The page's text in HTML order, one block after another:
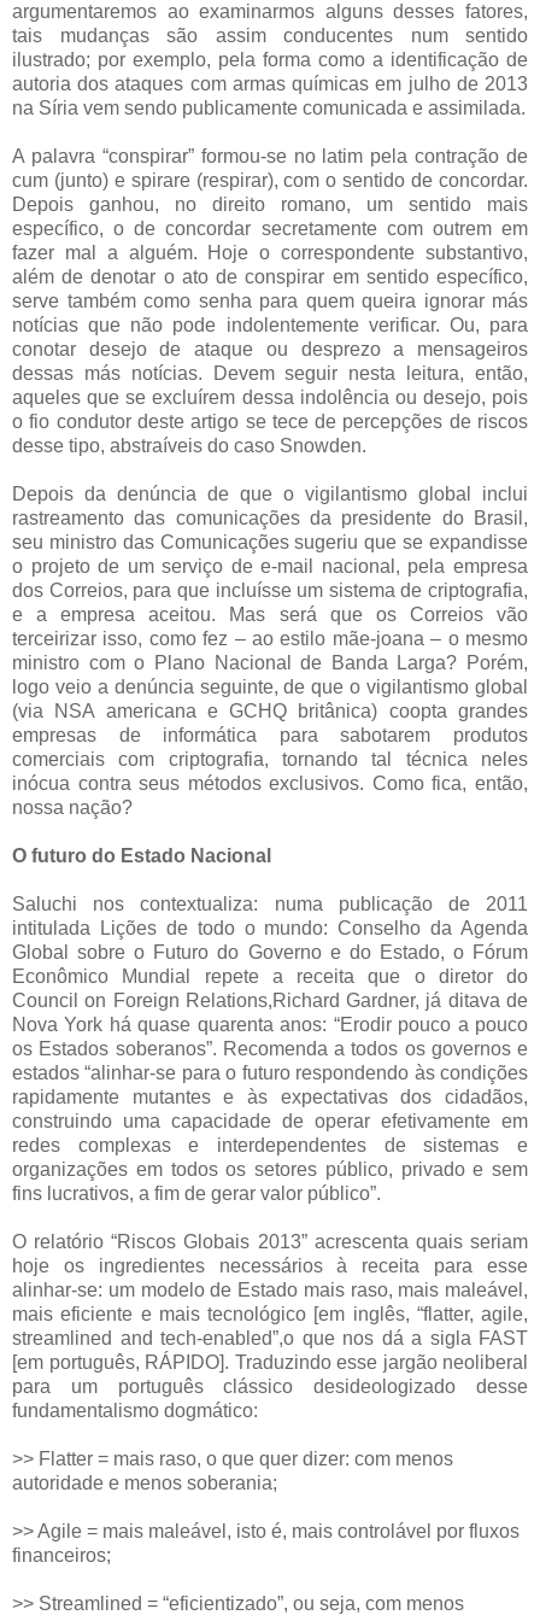
argumentaremos ao examinarmos alguns desses fatores,
tais mudanças são assim conducentes num sentido
ilustrado; por exemplo, pela forma como a identificação de
autoria dos ataques com armas químicas em julho de 2013
na Síria vem sendo publicamente comunicada e assimilada.
A palavra “conspirar” formou-se no latim pela contração de
cum (junto) e spirare (respirar), com o sentido de concordar.
Depois ganhou, no direito romano, um sentido mais
específico, o de concordar secretamente com outrem em
fazer mal a alguém. Hoje o correspondente substantivo,
além de denotar o ato de conspirar em sentido específico,
serve também como senha para quem queira ignorar más
notícias que não pode indolentemente verificar. Ou, para
conotar desejo de ataque ou desprezo a mensageiros
dessas más notícias. Devem seguir nesta leitura, então,
aqueles que se excluírem dessa indolência ou desejo, pois
o fio condutor deste artigo se tece de percepções de riscos
desse tipo, abstraíveis do caso Snowden.
Depois da denúncia de que o vigilantismo global inclui
rastreamento das comunicações da presidente do Brasil,
seu ministro das Comunicações sugeriu que se expandisse
o projeto de um serviço de e-mail nacional, pela empresa
dos Correios, para que incluísse um sistema de criptografia,
e a empresa aceitou. Mas será que os Correios vão
terceirizar isso, como fez – ao estilo mãe-joana – o mesmo
ministro com o Plano Nacional de Banda Larga? Porém,
logo veio a denúncia seguinte, de que o vigilantismo global
(via NSA americana e GCHQ britânica) coopta grandes
empresas de informática para sabotarem produtos
comerciais com criptografia, tornando tal técnica neles
inócua contra seus métodos exclusivos. Como fica, então,
nossa nação?
O futuro do Estado Nacional
Saluchi nos contextualiza: numa publicação de 2011
intitulada Lições de todo o mundo: Conselho da Agenda
Global sobre o Futuro do Governo e do Estado, o Fórum
Econômico Mundial repete a receita que o diretor do
Council on Foreign Relations,Richard Gardner, já ditava de
Nova York há quase quarenta anos: “Erodir pouco a pouco
os Estados soberanos”. Recomenda a todos os governos e
estados “alinhar-se para o futuro respondendo às condições
rapidamente mutantes e às expectativas dos cidadãos,
construindo uma capacidade de operar efetivamente em
redes complexas e interdependentes de sistemas e
organizações em todos os setores público, privado e sem
fins lucrativos, a fim de gerar valor público”.
O relatório “Riscos Globais 2013” acrescenta quais seriam
hoje os ingredientes necessários à receita para esse
alinhar-se: um modelo de Estado mais raso, mais maleável,
mais eficiente e mais tecnológico [em inglês, “flatter, agile,
streamlined and tech-enabled”,o que nos dá a sigla FAST
[em português, RÁPIDO]. Traduzindo esse jargão neoliberal
para um português clássico desideologizado desse
fundamentalismo dogmático:
>> Flatter = mais raso, o que quer dizer: com menos
autoridade e menos soberania;
>> Agile = mais maleável, isto é, mais controlável por fluxos
financeiros;
>> Streamlined = “eficientizado”, ou seja, com menos